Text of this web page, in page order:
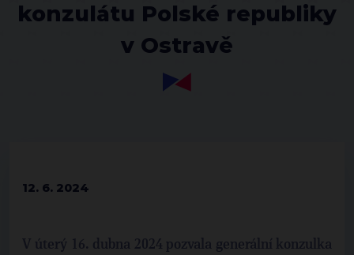
konzulátu Polské republiky
v Ostravě
12. 6. 2024
V úterý 16. dubna 2024 pozvala generální konzulka